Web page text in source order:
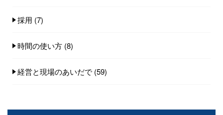
採用 (7)
時間の使い方 (8)
経営と現場のあいだで (59)